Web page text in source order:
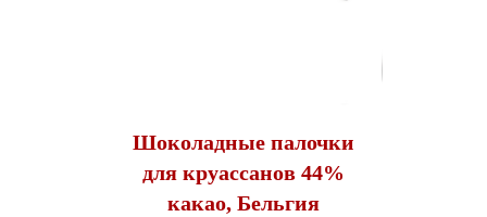
Шоколадные палочки
для круассанов 44%
какао, Бельгия